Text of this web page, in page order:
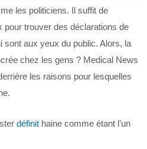
les politiciens. Il suffit de
trouver des déclarations de
sont aux yeux du public. Alors, la
chez les gens ? Medical News
les raisons pour lesquelles
définit haine comme étant l’un